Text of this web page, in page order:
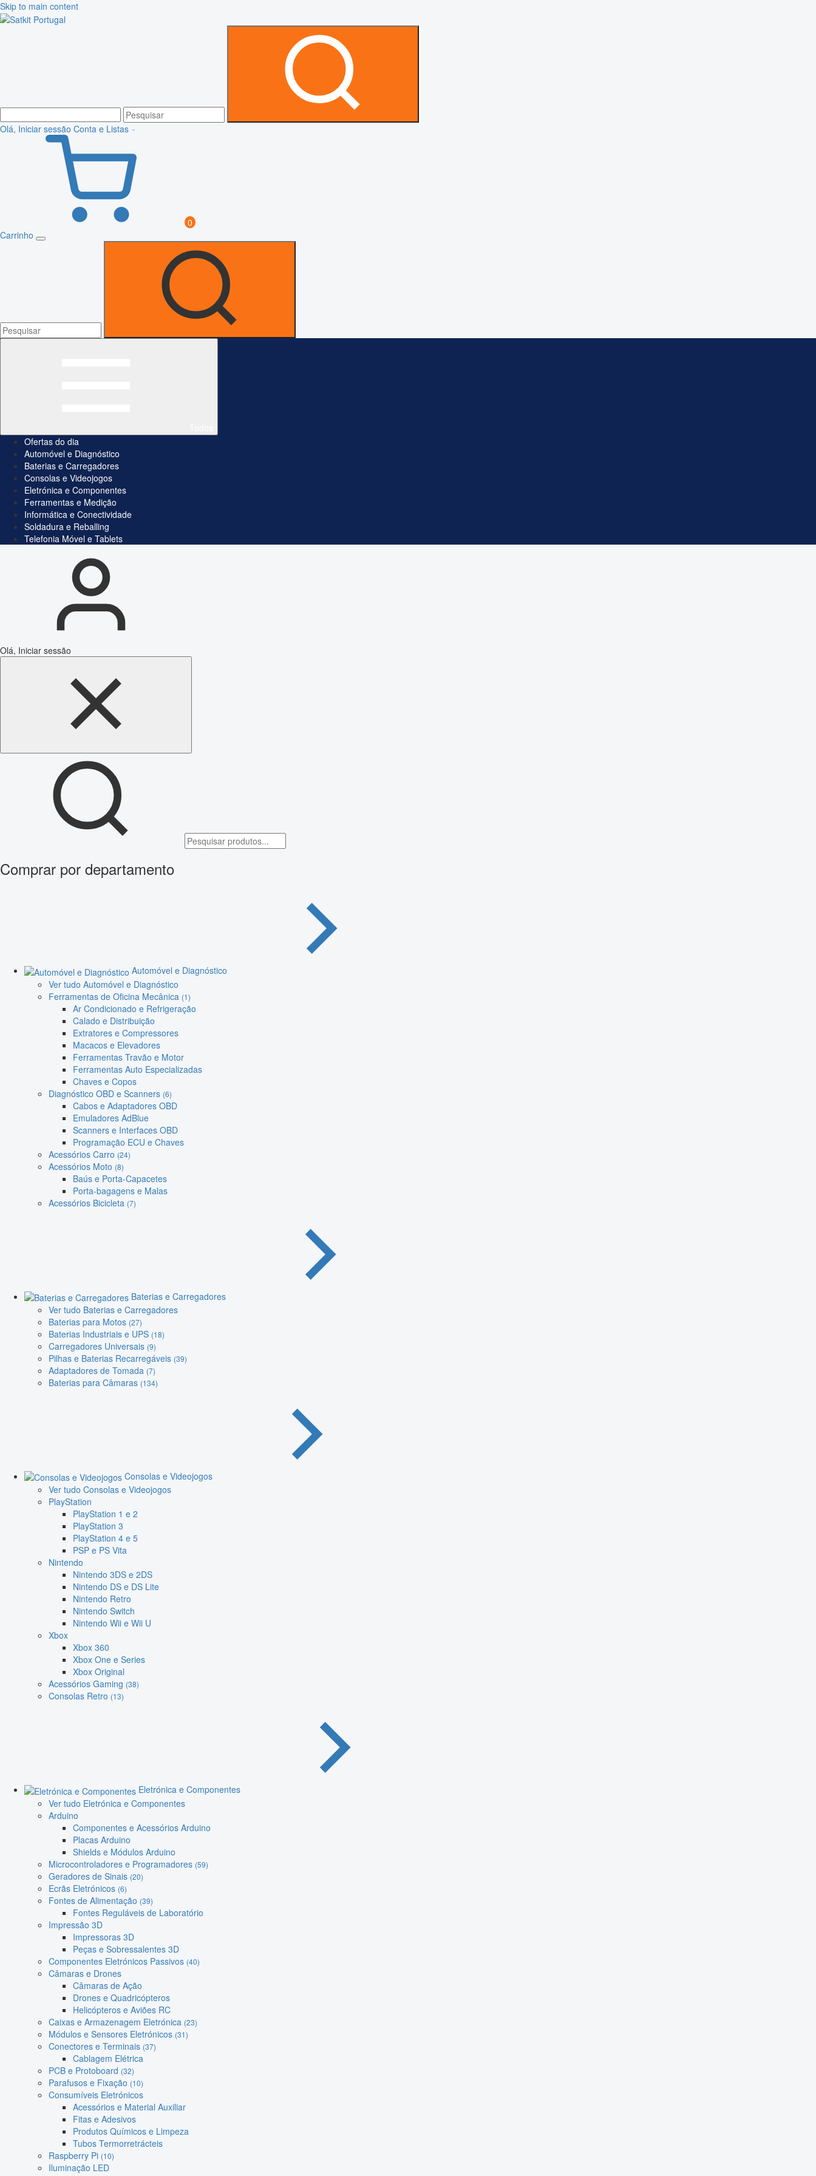
Skip to main content
Olá, Iniciar sessão Conta e Listas
0
Carrinho
Ofertas do dia
Automóvel e Diagnóstico
Baterias e Carregadores
Consolas e Videojogos
Eletrónica e Componentes
Ferramentas e Medição
Informática e Conectividade
Soldadura e Reballing
Telefonia Móvel e Tablets
Olá, Iniciar sessão
Comprar por departamento
Automóvel e Diagnóstico
Ver tudo Automóvel e Diagnóstico
Ferramentas de Oficina Mecânica (1)
Ar Condicionado e Refrigeração
Calado e Distribuição
Extratores e Compressores
Macacos e Elevadores
Ferramentas Travão e Motor
Ferramentas Auto Especializadas
Chaves e Copos
Diagnóstico OBD e Scanners (6)
Cabos e Adaptadores OBD
Emuladores AdBlue
Scanners e Interfaces OBD
Programação ECU e Chaves
Acessórios Carro (24)
Acessórios Moto (8)
Baús e Porta-Capacetes
Porta-bagagens e Malas
Acessórios Bicicleta (7)
Baterias e Carregadores
Ver tudo Baterias e Carregadores
Baterias para Motos (27)
Baterias Industriais e UPS (18)
Carregadores Universais (9)
Pilhas e Baterias Recarregáveis (39)
Adaptadores de Tomada (7)
Baterias para Câmaras (134)
Consolas e Videojogos
Ver tudo Consolas e Videojogos
PlayStation
PlayStation 1 e 2
PlayStation 3
PlayStation 4 e 5
PSP e PS Vita
Nintendo
Nintendo 3DS e 2DS
Nintendo DS e DS Lite
Nintendo Retro
Nintendo Switch
Nintendo Wii e Wii U
Xbox
Xbox 360
Xbox One e Series
Xbox Original
Acessórios Gaming (38)
Consolas Retro (13)
Eletrónica e Componentes
Ver tudo Eletrónica e Componentes
Arduino
Componentes e Acessórios Arduino
Placas Arduino
Shields e Módulos Arduino
Microcontroladores e Programadores (59)
Geradores de Sinais (20)
Ecrãs Eletrónicos (6)
Fontes de Alimentação (39)
Fontes Reguláveis de Laboratório
Impressão 3D
Impressoras 3D
Peças e Sobressalentes 3D
Componentes Eletrónicos Passivos (40)
Câmaras e Drones
Câmaras de Ação
Drones e Quadricópteros
Helicópteros e Aviões RC
Caixas e Armazenagem Eletrónica (23)
Módulos e Sensores Eletrónicos (31)
Conectores e Terminais (37)
Cablagem Elétrica
PCB e Protoboard (32)
Parafusos e Fixação (10)
Consumíveis Eletrónicos
Acessórios e Material Auxiliar
Fitas e Adesivos
Produtos Químicos e Limpeza
Tubos Termorretrácteis
Raspberry Pi (10)
Iluminação LED